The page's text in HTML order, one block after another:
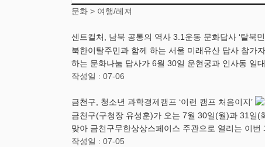
문화 > 여행/레져
센트컬처, 남북 공통의 역사 3.1운동 문화답사 ‘탈북민
북한이탈주민과 함께 하는 서울 미래유산 답사 참가
하는 문화나눔 답사가 6월 30일 운현궁과 인사동 일
작성일 : 07-06
금천구, 청소년 과학경제캠프 ‘이런 캠프 처음이지’
금천구(구청장 유성훈)가 오는 7월 30일(월)과 31일
맞아 금천구무한상상스페이스 주관으로 열리는 이
작성일 : 07-05